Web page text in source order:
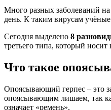
Много разных заболеваний
день. К таким вирусам
Сегодня выделено 8
третьего типа, который носит
Что такое
Опоясывающий герпес – это
опоясывающим лишаем, так
означает «ремень».